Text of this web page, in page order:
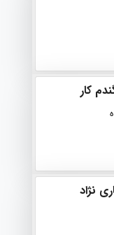
کار
نژاد